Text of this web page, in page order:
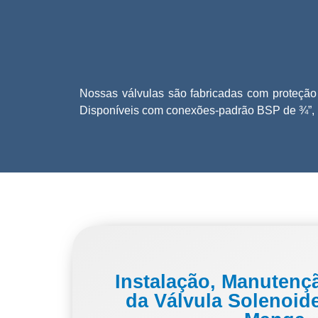
Nossas válvulas são fabricadas com
Disponíveis com conexões-padrão BSP de
Instalação,
da Válvula